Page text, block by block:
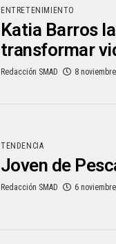
ENTRETENIMIENTO
Katia Barros
transformar
Redacción SMAD 8
TENDENCIA
Joven de
Redacción SMAD 6